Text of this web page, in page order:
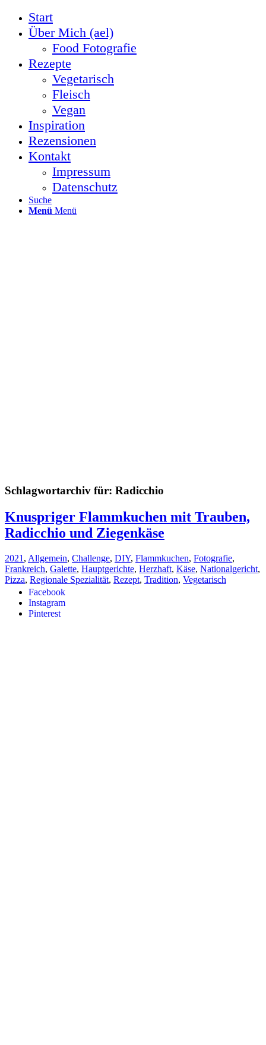
Start
Über Mich (ael)
Food Fotografie
Rezepte
Vegetarisch
Fleisch
Vegan
Inspiration
Rezensionen
Kontakt
Impressum
Datenschutz
Suche
Menü Menü
Facebook
Instagram
Pinterest
Schlagwortarchiv für: Radicchio
Knuspriger Flammkuchen mit Trauben,
Radicchio und Ziegenkäse
2021 , Allgemein, Challenge, DIY, Flammkuchen, Fotografie,
Frankreich, Galette, Hauptgerichte, Herzhaft, Käse, Nationalgericht,
Pizza, Regionale Spezialität, Rezept, Tradition, Vegetarisch